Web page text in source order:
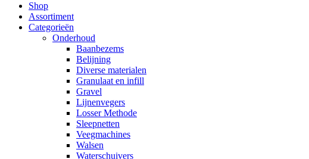
Shop
Assortiment
Categorieën
Onderhoud
Baanbezems
Belijning
Diverse materialen
Granulaat en infill
Gravel
Lijnenvegers
Losser Methode
Sleepnetten
Veegmachines
Walsen
Waterschuivers